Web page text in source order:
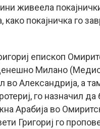
живеела
како покајничка го
епископ
Милано
во Александрија, а
го назначил да
Арабија во
Григориј го